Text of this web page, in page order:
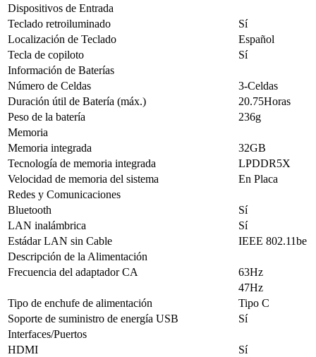
Dispositivos de Entrada
Teclado retroiluminado
Sí
Localización de Teclado
Español
Tecla de copiloto
Sí
Información de Baterías
Número de Celdas
3-Celdas
Duración útil de Batería (máx.)
20.75Horas
Peso de la batería
236g
Memoria
Memoria integrada
32GB
Tecnología de memoria integrada
LPDDR5X
Velocidad de memoria del sistema
En Placa
Redes y Comunicaciones
Bluetooth
Sí
LAN inalámbrica
Sí
Estádar LAN sin Cable
IEEE 802.11be
Descripción de la Alimentación
Frecuencia del adaptador CA
63Hz
47Hz
Tipo de enchufe de alimentación
Tipo C
Soporte de suministro de energía USB
Sí
Interfaces/Puertos
HDMI
Sí